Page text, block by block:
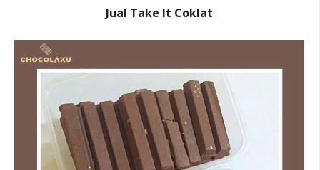
Jual Take It Coklat